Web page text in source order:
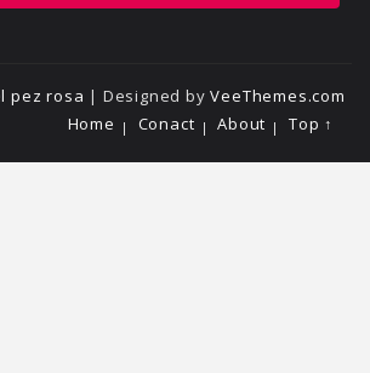
pez rosa | Designed byVeeThemes.com
Home
Conact About Top ↑